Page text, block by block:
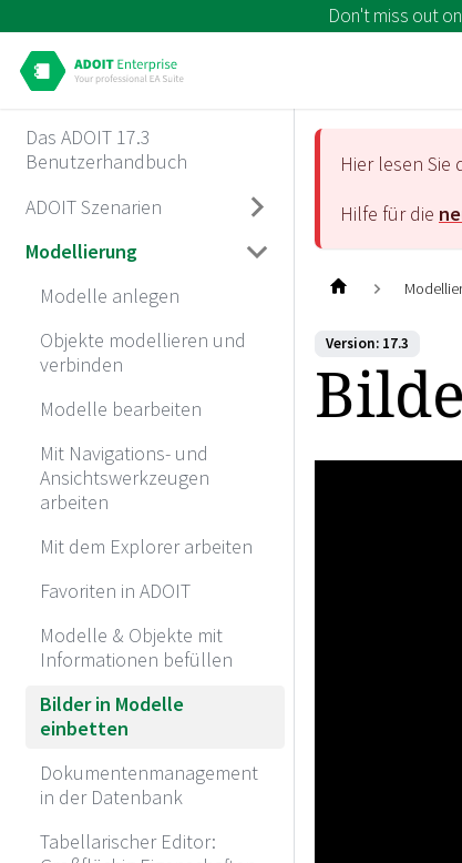
Don't miss out
Das ADOIT 17.3
Benutzerhandbuch
ADOIT Szenarien
Modellierung
Modelle anlegen
Objekte modellieren und
verbinden
Modelle bearbeiten
Mit Navigations- und
Ansichtswerkzeugen
arbeiten
Mit dem Explorer arbeiten
Favoriten in ADOIT
Modelle & Objekte mit
Informationen befüllen
Bilder in Modelle
einbetten
Dokumentenmanagement
in der Datenbank
Tabellarischer Editor:
Hier lesen Sie
Hilfe für die
Version: 17.3